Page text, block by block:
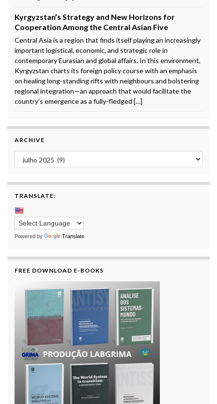
Kyrgyzstan’s Strategy and New Horizons for
Cooperation Among the Central Asian Five
Central Asia is a region that finds itself playing an increasingly
important logistical, economic, and strategic role in
contemporary Eurasian and global affairs. In this environment,
Kyrgyzstan charts its foreign policy course with an emphasis
on healing long-standing rifts with neighbours and bolstering
regional integration—an approach that would facilitate the
country’s emergence as a fully-fledged […]
ARCHIVE
Archive
TRANSLATE:
Powered by Translate
FREE DOWNLOAD E-BOOKS